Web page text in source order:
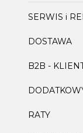
SERWIS i
DOSTAWA
B2B -
RATY